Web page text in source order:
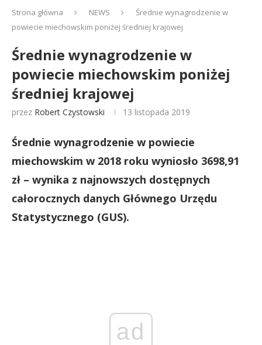
Strona główna NEWS
Średnie wynagrodzenie w
powiecie miechowskim poniżej średniej krajowej
Średnie wynagrodzenie w
powiecie miechowskim poniżej
średniej krajowej
przez Robert Czystowski 13 listopada 2019
Średnie wynagrodzenie w powiecie
miechowskim w 2018 roku wyniosło 3698,91
zł – wynika z najnowszych dostępnych
całorocznych danych Głównego Urzędu
Statystycznego (GUS).
ad